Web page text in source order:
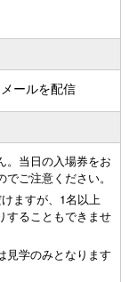
ールを配信
。当日の入場券をお
ご注意ください。
ますが、1名以上
することもできませ
見学のみとなります